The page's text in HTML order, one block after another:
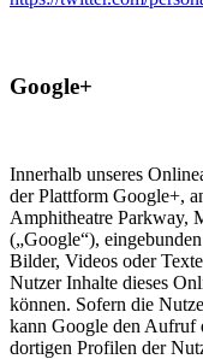
Google+
Innerhalb unseres
der Plattform Google+,
Amphitheatre Parkway,
(„Google“),
Bilder, Videos oder
Nutzer Inhalte dieses
können. Sofern die
kann Google den Aufruf
dortigen Profilen der